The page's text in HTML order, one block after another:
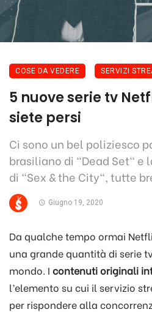
COSE DA VEDERE SERVIZI
5 nuove serie tv
siete persi
Ci sono un bel poliziesco
brasiliano di "Dead Set" e
di "Sex & the City", tutte
Giugno 19, 2020
Da qualche tempo ormai
una grande quantità di serie
mondo. I contenuti originali
l’elemento su cui il servizio
per rispondere alla